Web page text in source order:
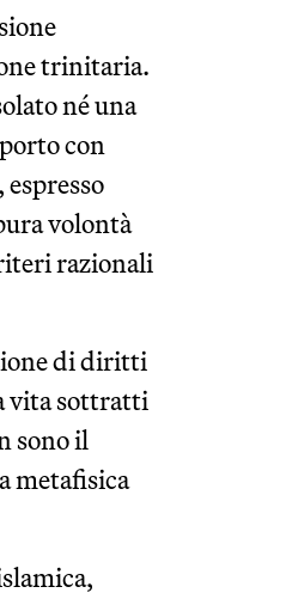
trinitaria.
né una
con
volontà
razionali
di diritti
vita sottratti
sono il
metafisica